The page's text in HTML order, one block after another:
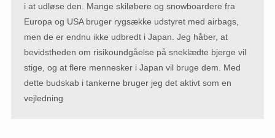
i at udløse den. Mange skiløbere og snowboardere fra
Europa og USA bruger rygsække udstyret med airbags,
men de er endnu ikke udbredt i Japan. Jeg håber, at
bevidstheden om risikoundgåelse på sneklædte bjerge vil
stige, og at flere mennesker i Japan vil bruge dem. Med
dette budskab i tankerne bruger jeg det aktivt som en
vejledning